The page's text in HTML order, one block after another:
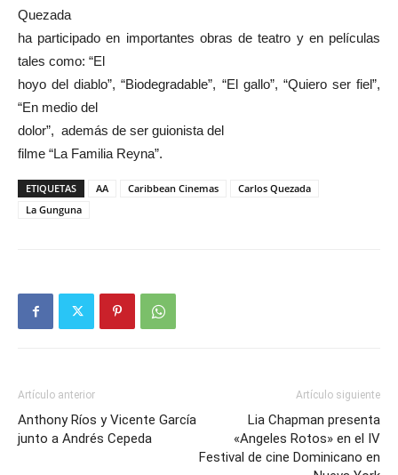
Quezada
ha participado en importantes obras de teatro y en películas
tales como: “El
hoyo del diablo”, “Biodegradable”, “El gallo”, “Quiero ser fiel”,
“En medio del
dolor”, además de ser guionista del
filme “La Familia Reyna”.
ETIQUETAS AA Caribbean Cinemas
Carlos Quezada
La Gunguna
Artículo anterior
Anthony Ríos y Vicente García
junto a Andrés Cepeda
Artículo siguiente
Lia Chapman presenta
«Angeles Rotos» en el IV
Festival de cine Dominicano en